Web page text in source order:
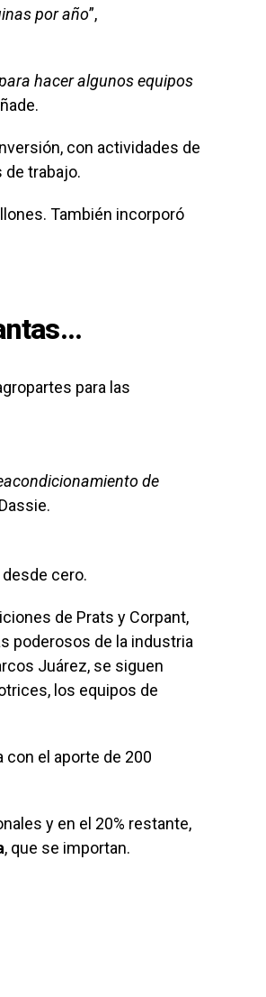
por año”,
hacer algunos equipos
con actividades de
trabajo.
También incorporó
para las
de
cero.
de Prats y Corpant,
poderosos de la industria
Juárez, se siguen
los equipos de
con el aporte de 200
y en el 20% restante,
, que se importan.